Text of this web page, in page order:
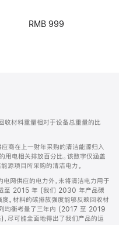
RMB 999
收材料重量相对于设备总重量的比
商在上一财年采购的清洁能源归入
用电相关排放百分比。该数字仅涵盖
源项目所采购的清洁电力。
网供应的电力外，未将清洁电力用于
至 2015 年 (我们 2030 年产品碳
。材料的碳排放强度能够反映回收材
均衡考量了三年内 (2017 至 2019
尽可能全面地得出了我们产品的运